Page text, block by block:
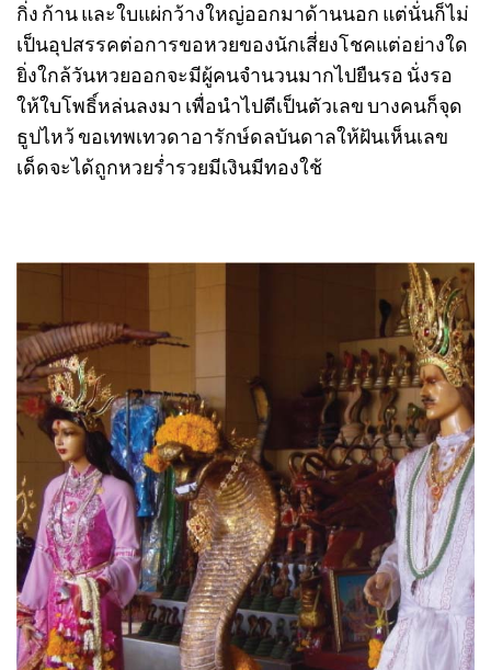
กิ่ง ก้าน และใบแผ่กว้างใหญ่ออกมาด้านนอก แต่นั่นก็ไม่
เป็นอุปสรรคต่อการขอหวยของนักเสี่ยงโชคแต่อย่างใด
ยิ่งใกล้วันหวยออกจะมีผู้คนจำนวนมากไปยืนรอ นั่งรอ
ให้ใบโพธิ์หล่นลงมา เพื่อนำไปตีเป็นตัวเลข บางคนก็จุด
ธูปไหว้ ขอเทพเทวดาอารักษ์ดลบันดาลให้ฝันเห็นเลข
เด็ดจะได้ถูกหวยร่ำรวยมีเงินมีทองใช้